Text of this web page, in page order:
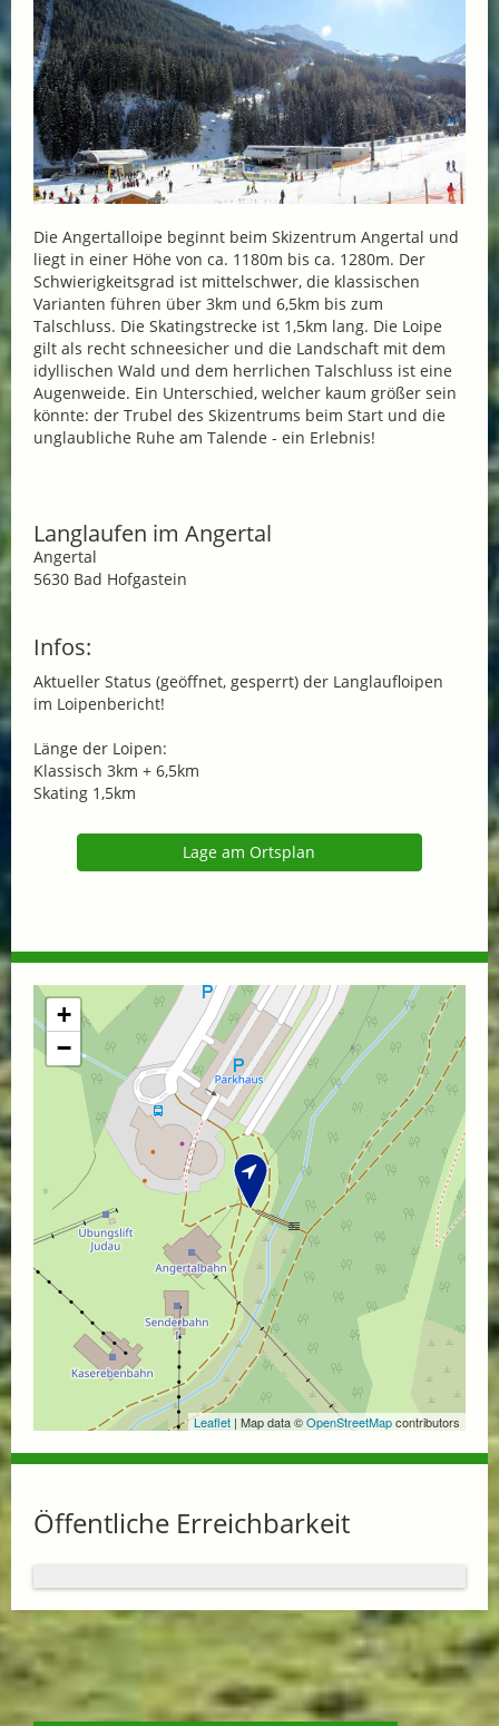
Die Angertalloipe beginnt beim Skizentrum Angertal und
liegt in einer Höhe von ca. 1180m bis ca. 1280m. Der
Schwierigkeitsgrad ist mittelschwer, die klassischen
Varianten führen über 3km und 6,5km bis zum
Talschluss. Die Skatingstrecke ist 1,5km lang. Die Loipe
gilt als recht schneesicher und die Landschaft mit dem
idyllischen Wald und dem herrlichen Talschluss ist eine
Augenweide. Ein Unterschied, welcher kaum größer sein
könnte: der Trubel des Skizentrums beim Start und die
unglaubliche Ruhe am Talende - ein Erlebnis!
Langlaufen im Angertal
Angertal
5630 Bad Hofgastein
Infos:
Aktueller Status (geöffnet, gesperrt) der Langlaufloipen
im Loipenbericht!
Länge der Loipen:
Klassisch 3km + 6,5km
Skating 1,5km
Lage am Ortsplan
+
−
Leaflet | Map data ©OpenStreetMapcontributors
Öffentliche Erreichbarkeit